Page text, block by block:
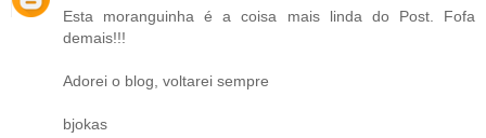
Esta moranguinha é a coisa mais linda do Post. Fofa
demais!!!
Adorei o blog, voltarei sempre
bjokas